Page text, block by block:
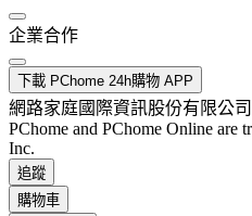
企業合作
下載 PChome 24h購物 APP
網路家庭國際資訊股份有限公
PChome and PChome Online are
Inc.
追蹤
購物車